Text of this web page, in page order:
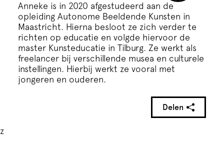
Cursus
Onderwijs
ECI Cultuurcafé
Anneke is in 2020 afgestudeerd aan de
opleiding Autonome Beeldende Kunsten in
Maastricht. Hierna besloot ze zich verder te
richten op educatie en volgde hiervoor de
master Kunsteducatie in Tilburg. Ze werkt als
freelancer bij verschillende musea en culturele
instellingen. Hierbij werkt ze vooral met
jongeren en ouderen.
Delen
z